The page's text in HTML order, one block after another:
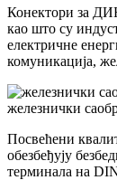
Конектори за
као што су
електричне
комуникација,
железнички
Посвећени
обезбеђују
терминала на